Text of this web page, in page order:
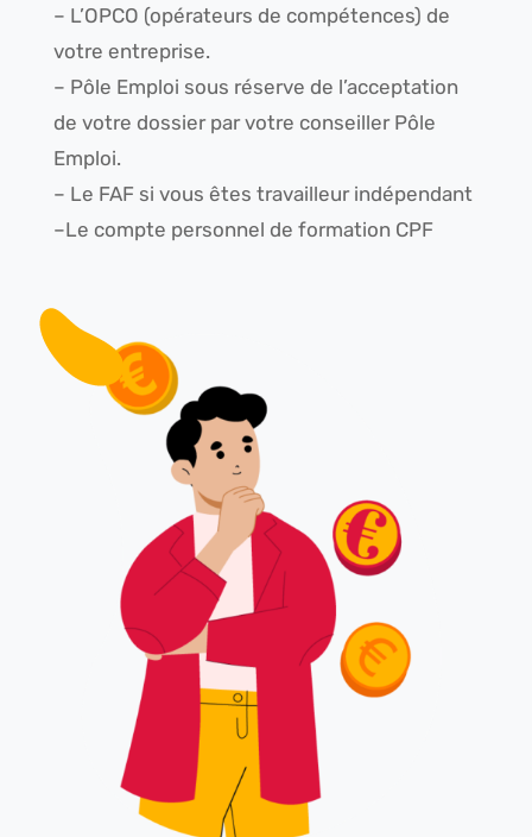
– L’OPCO (opérateurs de compétences) de
votre entreprise.
– Pôle Emploi sous réserve de l’acceptation
de votre dossier par votre conseiller Pôle
Emploi.
– Le FAF si vous êtes travailleur indépendant
–Le compte personnel de formation CPF